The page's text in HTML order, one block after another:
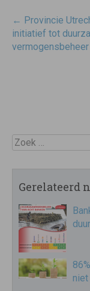
Post
navigatie
← Provincie
initiatief tot
vermogensbeheer
Zoek
Gerelateerd